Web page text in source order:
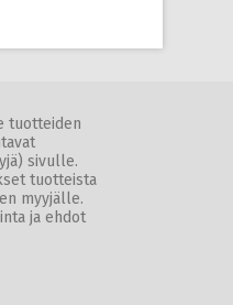
tuotteiden
sivulle.
tuotteista
myyjälle.
ja ehdot